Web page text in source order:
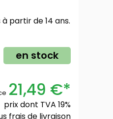
partir de 14 ans.
en stock
21,49 €*
prix dont TVA 19%
frais de livraison